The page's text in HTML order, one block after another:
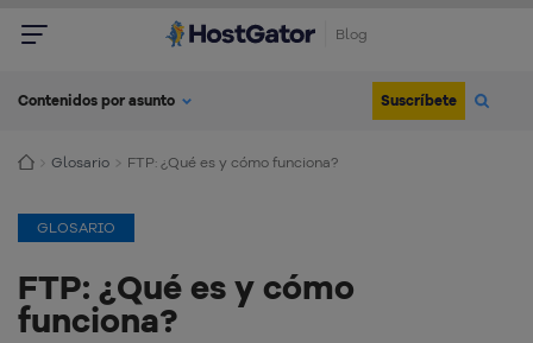
Blog
Contenidos por asunto Suscríbete
Glosario FTP: ¿Qué es y cómo funciona?
GLOSARIO
FTP: ¿Qué es y cómo
funciona?